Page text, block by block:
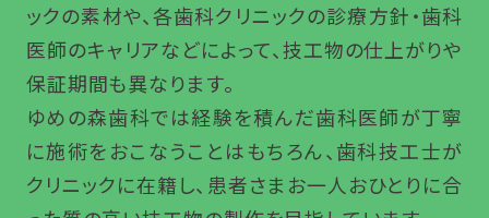
ックの素材や、各歯科クリニックの診療方針・歯科
医師のキャリアなどによって、技工物の仕上がりや
保証期間も異なります。
ゆめの森歯科では経験を積んだ歯科医師が丁寧
に施術をおこなうことはもちろん、歯科技工士が
クリニックに在籍し、患者さまお一人おひとりに合